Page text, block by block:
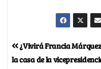
¿Vivirá Francia
la casa de la